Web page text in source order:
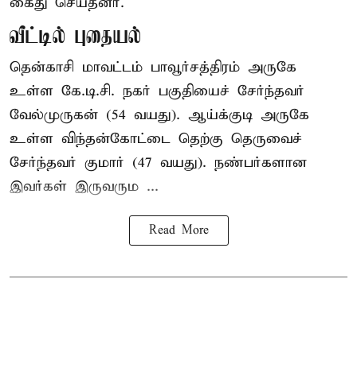
வீட்டில் புதையல்
தென்காசி மாவட்டம் பாவூர்சத்திரம் அருகே
உள்ள கே.டி.சி. நகர் பகுதியைச் சேர்ந்தவர்
வேல்முருகன் (54 வயது). ஆய்க்குடி அருகே
உள்ள விந்தன்கோட்டை தெற்கு தெருவைச்
சேர்ந்தவர் குமார் (47 வயது). நண்பர்களான
இவர்கள் இருவரும ...
Read More